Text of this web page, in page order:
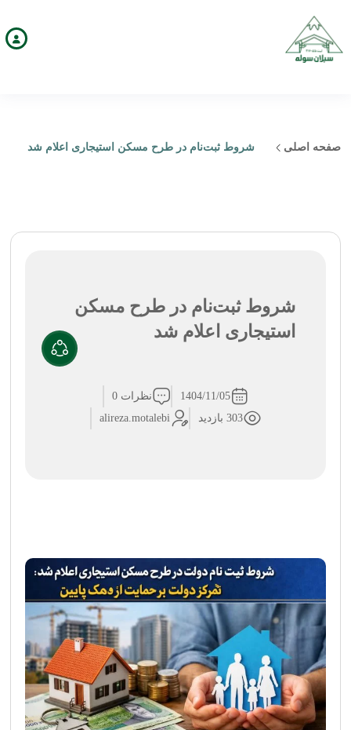
صفحه اصلی شروط ثبت‌نام در طرح مسکن استیجاری اعلام شد
شروط ثبت‌نام در طرح مسکن
استیجاری اعلام شد
1404/11/05
نظرات 0
303 بازدید
alireza.motalebi